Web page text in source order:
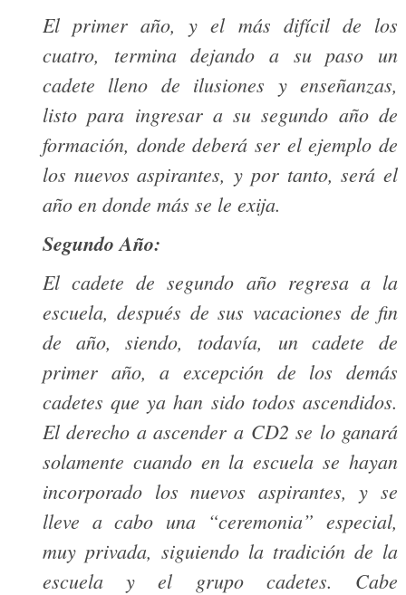
El primer año, y el más difícil de los
cuatro, termina dejando a su paso un
cadete lleno de ilusiones y enseñanzas,
listo para ingresar a su segundo año de
formación, donde deberá ser el ejemplo de
los nuevos aspirantes, y por tanto, será el
año en donde más se le exija.
Segundo Año:
El cadete de segundo año regresa a la
escuela, después de sus vacaciones de fin
de año, siendo, todavía, un cadete de
primer año, a excepción de los demás
cadetes que ya han sido todos ascendidos.
El derecho a ascender a CD2 se lo ganará
solamente cuando en la escuela se hayan
incorporado los nuevos aspirantes, y se
lleve a cabo una “ceremonia” especial,
muy privada, siguiendo la tradición de la
escuela y el grupo cadetes. Cabe